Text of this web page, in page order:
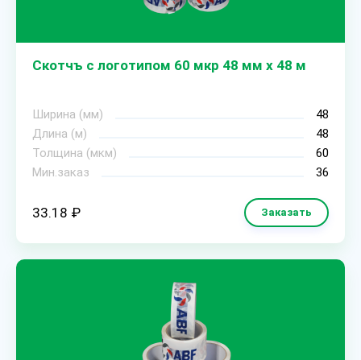
Скотчъ с логотипом 60 мкр 48 мм х 48 м
Ширина (мм)
48
Длина (м)
48
Толщина (мкм)
60
Мин.заказ
36
33.18 ₽ Заказать